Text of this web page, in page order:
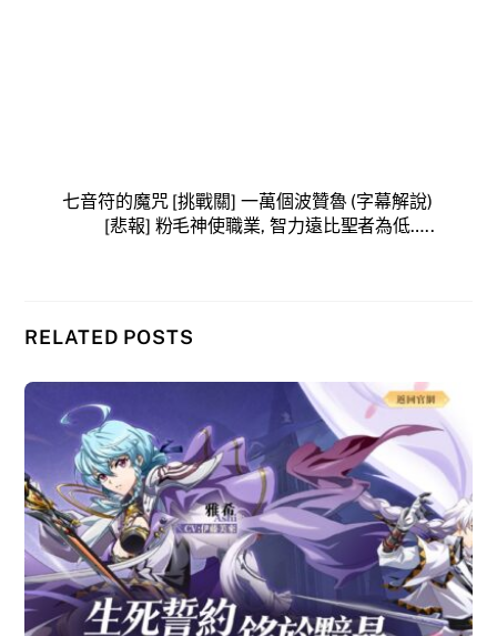
七音符的魔咒 [挑戰關] 一萬個波贊魯 (字幕解說)
[悲報] 粉毛神使職業, 智力遠比聖者為低…..
RELATED POSTS